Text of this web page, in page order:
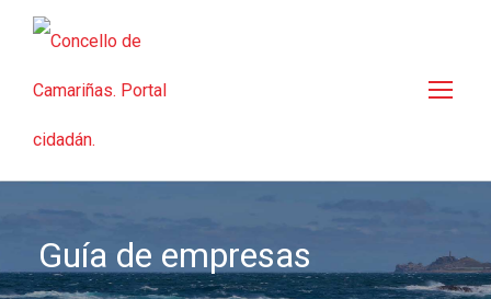
Guía de empresas